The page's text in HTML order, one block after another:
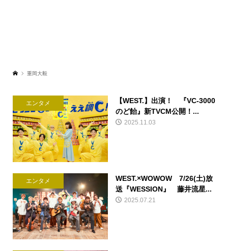
重岡大毅
エンタメ
【WEST.】出演！ 『VC-3000
のど飴』新TVCM公開！...
2025.11.03
エンタメ
WEST.×WOWOW 7/26(土)放
送『WESSION』 藤井流星...
2025.07.21